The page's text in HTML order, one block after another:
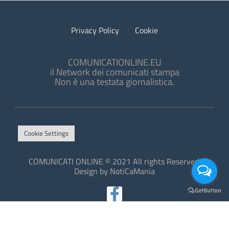
Privacy Policy Cookie
COMUNICATIONLINE.EU
il Network dei comunicati stampa
Non è una testata giornalistica.
Cookie Settings
COMUNICATI ONLINE © 2021 All rights Reserved.
Design by NotiCaMania